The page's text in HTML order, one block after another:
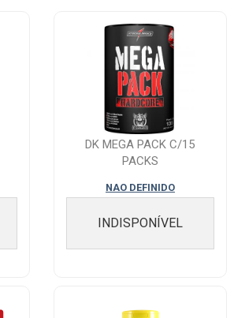
DK MEGA PACK C/15
PACKS
NAO DEFINIDO
INDISPONÍVEL